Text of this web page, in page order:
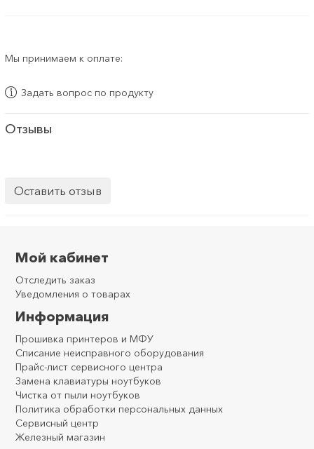
Мы принимаем к оплате:
Задать вопрос по продукту
Отзывы
Оставить отзыв
Мой кабинет
Отследить заказ
Уведомления о товарах
Информация
Прошивка принтеров и МФУ
Списание неисправного оборудования
Прайс-лист сервисного центра
Замена клавиатуры ноутбуков
Чистка от пыли ноутбуков
Политика обработки персональных данных
Сервисный центр
Железный магазин